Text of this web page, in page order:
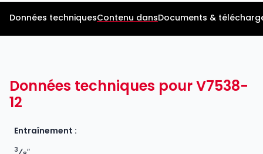
Données techniquesContenu dansDocuments &
Données techniques pour V7538-
12
Entraînement :
3